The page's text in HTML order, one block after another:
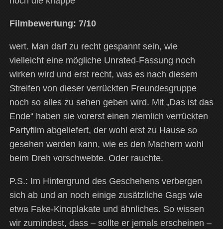
Filmbewertung: 7/10
wert. Man darf zu recht gespannt sein, wie
vielleicht eine mögliche Unrated-Fassung noch
wirken wird und erst recht, was es nach diesem
Streifen von dieser verrückten Freundesgruppe
noch so alles zu sehen geben wird. Mit „Das ist das
Ende“ haben sie vorerst einen ziemlich verrückten
Partyfilm abgeliefert, der wohl erst zu Hause so
gesehen werden kann, wie es den Machern wohl
beim Dreh vorschwebte. Oder rauchte.
P.S.: Im Hintergrund des Geschehens verbergen
sich ab und an noch einige zusätzliche Gags wie
etwa Fake-Kinoplakate und ähnliches. So wissen
wir zumindest, dass – sollte er jemals erscheinen –